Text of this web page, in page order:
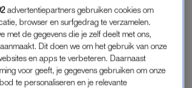
advertentiepartners gebruiken cookies om
browser en surfgedrag te verzamelen.
met de gegevens die je zelf deelt met ons,
Dit doen we om het gebruik van onze
en apps te verbeteren. Daarnaast
voor geeft, je gegevens gebruiken om onze
te personaliseren en je relevante